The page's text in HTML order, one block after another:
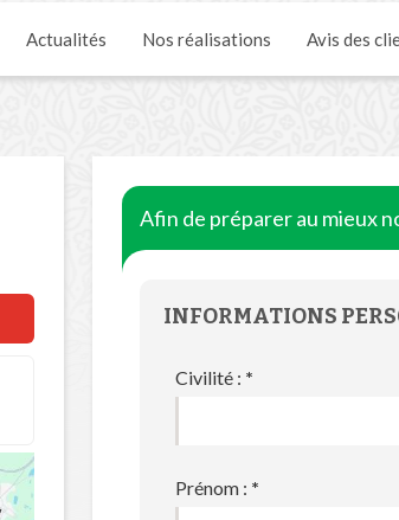
Actualités Nos réalisations Avis des
Afin de préparer au mieux
INFORMATIONS
Civilité : *
Prénom : *